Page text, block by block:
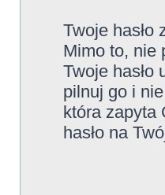
Twoje hasło
Mimo to, nie
Twoje hasło
pilnuj go i
która zapyta
hasło na